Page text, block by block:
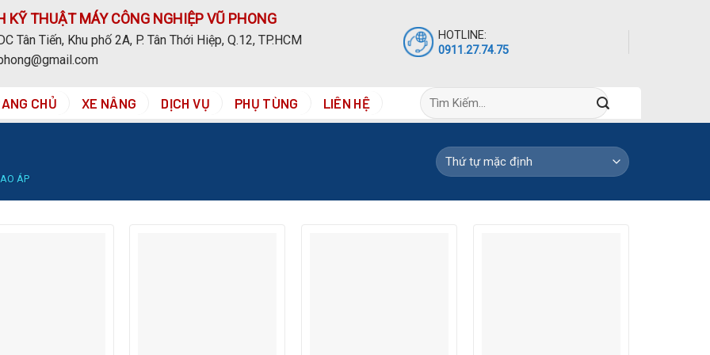
KỸ THUẬT MÁY CÔNG NGHIỆP VŨ PHONG
Tân Tiến, Khu phố 2A, P. Tân Thới Hiệp, Q.12, TP.HCM
HOTLINE:
0911.27.74.75
CHỦ XE NÂNG DỊCH VỤ PHỤ TÙNG LIÊN HỆ
Tìm
kiếm:
ÁP